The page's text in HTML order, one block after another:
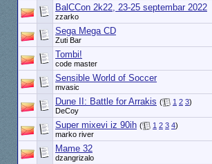
BalCCon 2k22, 23-25 septembar 2022
zzarko
Sega Mega CD
Zuti Bar
Tombi!
code master
Sensible World of Soccer
mvasic
Dune II: Battle for Arrakis ( 1 2 3)
DeCoy
Super mixevi iz 90ih ( 1 2 3 4)
marko river
Mame 32
dzangrizalo